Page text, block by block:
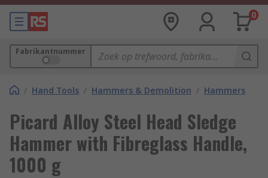
0
Fabrikantnummer
/ Hand Tools / Hammers & Demolition / Hammers
Picard Alloy Steel Head Sledge
Hammer with Fibreglass Handle,
1000 g